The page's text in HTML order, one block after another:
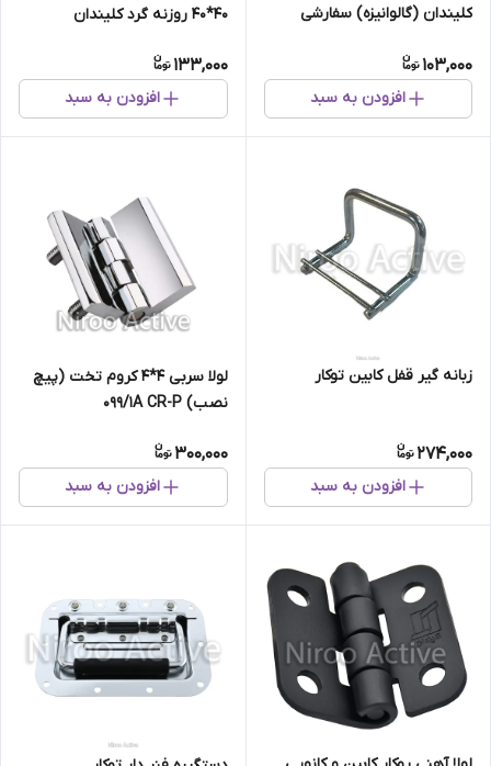
کلیندان (گالوانیزه) سفارشی
103,000
افزودن به سبد
۴۰*۴۰ روزنه گرد کلیندان
133,000
افزودن به سبد
زبانه گیر قفل کابین توکار
274,000
افزودن به سبد
لولا سربی ۴*۴ کروم تخت (پیچ
نصب) ۰۹۹/۱A CR-P
300,000
افزودن به سبد